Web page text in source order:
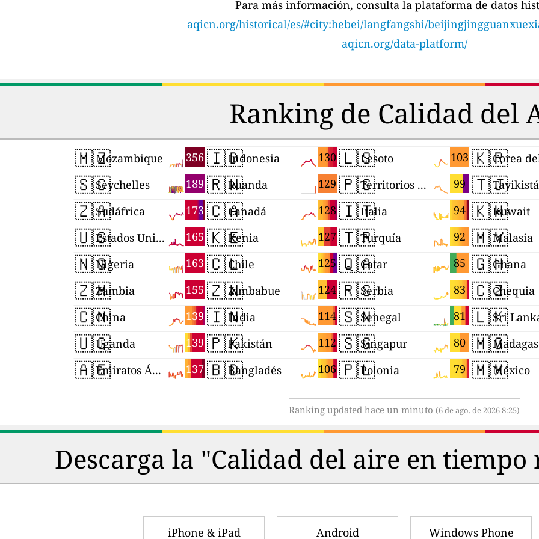
Para más información, consulta la plataforma de datos
aqicn.org/historical/es/#city:hebei/langfangshi/
aqicn.org/data-platform/
Ranking de Calidad del
🇲🇿 356
Mozambique
🇸🇨 189
Seychelles
🇿🇦 173
Sudáfrica
🇺🇸 165
Estados Unidos
🇳🇬 163
Nigeria
🇿🇲 155
Zambia
🇨🇳 139
China
🇺🇬 139
Uganda
🇦🇪 137
Emiratos Árabes Unidos
🇮🇩 130
Indonesia
🇷🇼 129
Ruanda
🇨🇦 128
Canadá
🇰🇪 127
Kenia
🇨🇱 125
Chile
🇿🇼 124
Zimbabue
🇮🇳 114
India
🇵🇰 112
Pakistán
🇧🇩 106
Bangladés
🇱🇸 103
Lesoto
🇵🇸 99
Territorios Palestinos
🇮🇹 94
Italia
🇹🇷 92
Turquía
🇶🇦 85
Catar
🇷🇸 83
Serbia
🇸🇳 81
Senegal
🇸🇬 80
Singapur
🇵🇱 79
Polonia
🇰🇷Corea
🇹🇯
🇰🇼Kuwait
🇲🇾Malasia
🇬🇭Ghana
🇨🇿Chequia
🇱🇰
Sri
🇲🇬
🇲🇽México
Ranking updated hace un minuto (6 de ago. de 2026 8:25)
Descarga la "Calidad del aire en
iPhone & iPad Android Windows Phone